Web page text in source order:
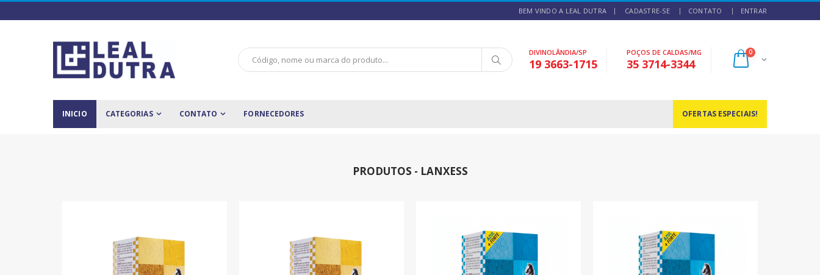
BEM VINDO A LEAL DUTRA CADASTRE-SE CONTATO ENTRAR
DIVINOLÂNDIA/SP
19 3663-1715
POÇOS DE CALDAS/MG
35 3714-3344
0
INICIO CATEGORIAS CONTATO FORNECEDORES OFERTAS ESPECIAIS!
PRODUTOS - LANXESS